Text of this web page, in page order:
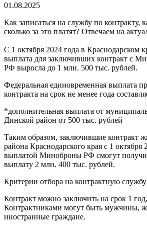
01.08.2025
Как записаться на службу по контракту,
сколько за это платят? Отвечаем на
С 1 октября 2024 года в Краснодарском
выплата для заключивших контракт с
РФ выросла до 1 млн. 500 тыс. рублей.
Федеральная единовременная выплата
контракта на срок не менее года
*дополнительная выплата от
Динской район от 500 тыс. рублей
Таким образом, заключившие контракт
района Краснодарского края с 1 октября
выплатой Миноброны РФ смогут
выплату 2 млн. 400 тыс. рублей.
Критерии отбора на контрактную
Контракт можно заключить на срок 1
Контрактниками могут быть мужчины,
иностранные граждане.